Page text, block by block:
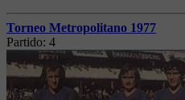
Torneo Metropolitano 1977
Partido: 4